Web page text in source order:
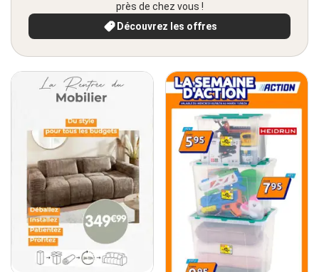
près de chez vous !
Découvrez les offres